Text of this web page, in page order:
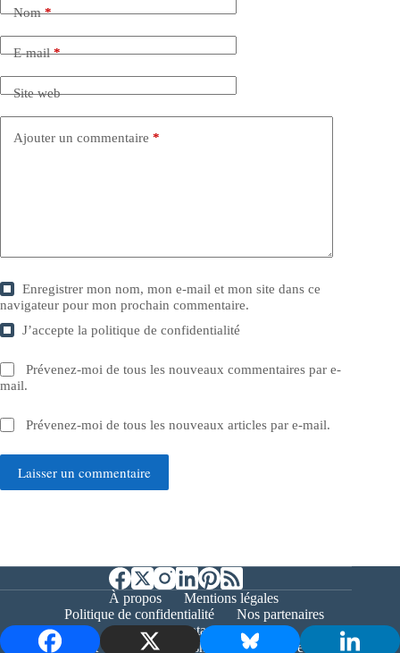
Nom*
E-mail*
Site web
Ajouter un commentaire *
Enregistrer mon nom, mon e-mail et mon site dans ce
navigateur pour mon prochain commentaire.
J’accepte lapolitique de confidentialité
Prévenez-moi de tous les nouveaux commentaires par e-
mail.
Prévenez-moi de tous les nouveaux articles par e-mail.
Laisser un commentaire
À propos
Mentions légales
Politique de confidentialité
Nos partenaires
Contact
Copyright © 2026 - Bernieshoot.fr Journal Web